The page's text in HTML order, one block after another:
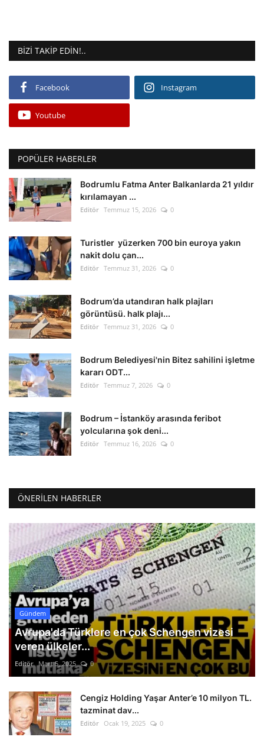
BIZI TAKIP EDIN!..
Facebook Instagram
Youtube
POPÜLER HABERLER
Bodrumlu Fatma Anter Balkanlarda 21 yıldır
kırılamayan ...
Editör Temmuz 15, 2026 0
Turistler yüzerken 700 bin euroya yakın
nakit dolu çan...
Editör Temmuz 31, 2026 0
Bodrum’da utandıran halk plajları
görüntüsü. halk plajı...
Editör Temmuz 31, 2026 0
Bodrum Belediyesi'nin Bitez sahilini işletme
kararı ODT...
Editör Temmuz 7, 2026 0
Bodrum – İstanköy arasında feribot
yolcularına şok deni...
Editör Temmuz 16, 2026 0
ÖNERILEN HABERLER
Gündem
Avrupa'da Türklere en çok Schengen vizesi
veren ülkeler...
Editör Mart 5, 2025 0
Cengiz Holding Yaşar Anter’e 10 milyon TL.
tazminat dav...
Editör Ocak 19, 2025 0